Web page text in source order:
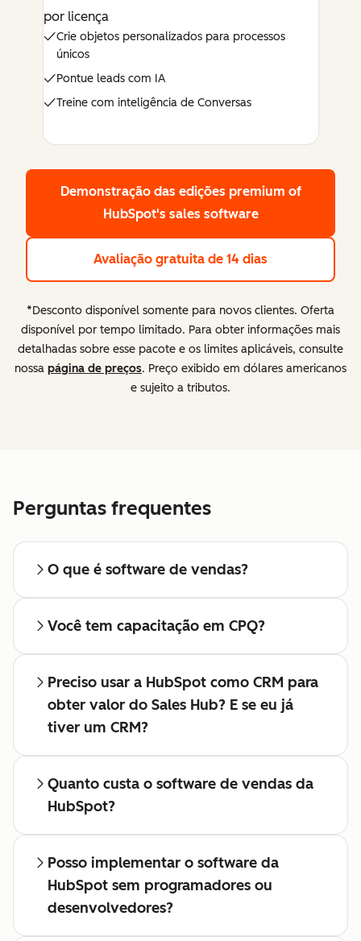
por licença
Crie objetos personalizados para processos
únicos
Pontue leads com IA
Treine com inteligência de Conversas
Demonstração das edições premium of
HubSpot's sales software
Avaliação gratuita de 14 dias
*Desconto disponível somente para novos clientes. Oferta
disponível por tempo limitado. Para obter informações mais
detalhadas sobre esse pacote e os limites aplicáveis, consulte
nossa página de preços. Preço exibido em dólares americanos
e sujeito a tributos.
Perguntas frequentes
O que é software de vendas?
Você tem capacitação em CPQ?
Preciso usar a HubSpot como CRM para
obter valor do Sales Hub? E se eu já
tiver um CRM?
Quanto custa o software de vendas da
HubSpot?
Posso implementar o software da
HubSpot sem programadores ou
desenvolvedores?